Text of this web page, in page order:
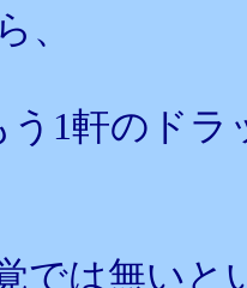
、
う1軒のド
では無いと